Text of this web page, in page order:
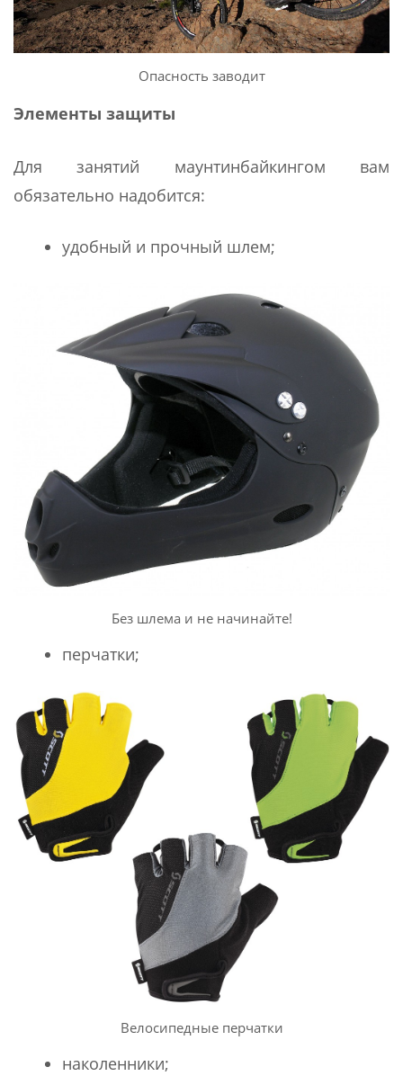
Опасность заводит
Элементы защиты
Для занятий маунтинбайкингом вам
обязательно надобится:
удобный и прочный шлем;
Без шлема и не начинайте!
перчатки;
Велосипедные перчатки
наколенники;